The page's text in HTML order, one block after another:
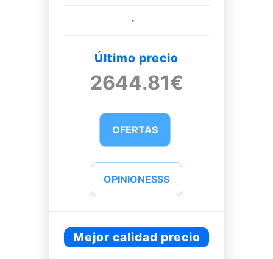
Último precio
2644.81€
OFERTAS
OPINIONESSS
Mejor calidad precio